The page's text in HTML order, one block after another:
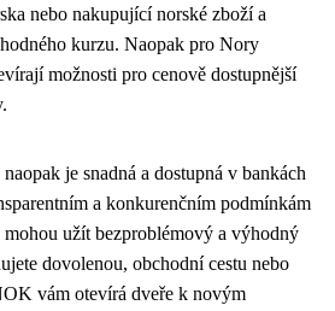
nebo nakupující norské zboží a
kurzu. Naopak pro Nory
možnosti pro cenově dostupnější
je snadná a dostupná v bankách
a konkurenčním podmínkám
užít bezproblémový a výhodný
dovolenou, obchodní cestu nebo
vám otevírá dveře k novým